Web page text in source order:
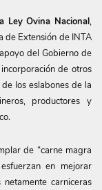
Ley Ovina Nacional,
de Extensión de INTA
del Gobierno de
de otros
los eslabones de la
productores y
de “carne magra
en mejorar
carniceras